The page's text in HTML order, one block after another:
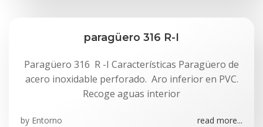
paragüero 316 R-I
Paragüero 316 R -I Características Paragüero de
acero inoxidable perforado. Aro inferior en PVC.
Recoge aguas interior
by Entorno read more...